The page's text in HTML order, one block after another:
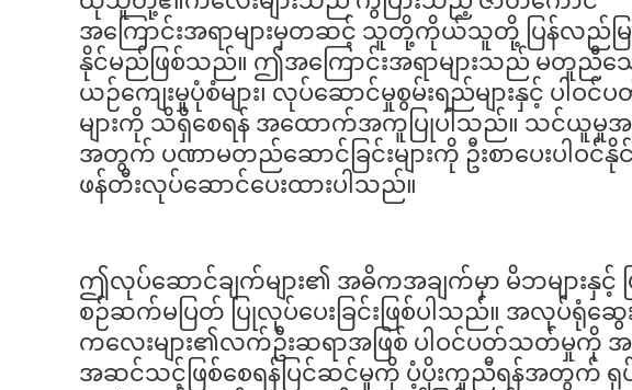
အကြောင်းအရာများမှတဆင့် သူတို့ကိုယ်သူတို့ ပြန်လည်မ
နိုင်မည်ဖြစ်သည်။ ဤအကြောင်းအရာများသည် မတူညီသ
ယဉ်ကျေးမှုပုံစံများ၊ လုပ်ဆောင်မှုစွမ်းရည်များနှင့် ပါဝ
များကို သိရှိစေရန် အထောက်အကူပြုပါသည်။ သင်ယူမှုအစ
အတွက် ပဏာမတည်ဆောင်ခြင်းများကို ဦးစာပေးပါဝင်နို
ဖန်တီးလုပ်ဆောင်ပေးထားပါသည်။
ဤလုပ်ဆောင်ချက်များ၏ အဓိကအချက်မှာ မိဘများနှင့်
စဉ်ဆက်မပြတ် ပြုလုပ်ပေးခြင်းဖြစ်ပါသည်။ အလုပ်ရုံဆွေးနွ
ကလေးများ၏လက်ဦးဆရာအဖြစ် ပါဝင်ပတ်သတ်မှုကို အ
အဆင်သင့်ဖြစ်စေရန်ပြင်ဆင်မှုကို ပံ့ပိုးကူညီရန်အတွက် ရုပ်ပိုင်